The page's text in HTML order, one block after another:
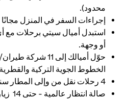
محدود).
إجراءات السفر في المنزل مجانًا (4 مرات في
استبدل أميال سيتي برحلات مع
أو وجهة.
حوّل أميالك إلى 11
الخطوط الجوية التركية والقطرية
4 رحلات نقل من وإلى المطار سنويًا عبر تطبيق كريم.
صالة انتظار عالمية - حتى 14 زيارة سنويًا.